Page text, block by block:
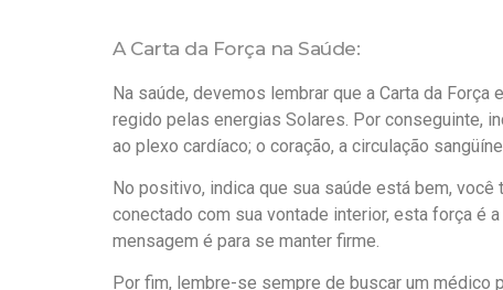
A Carta da Força na Saúde:
Na saúde, devemos lembrar que a Carta da
regido pelas energias Solares. Por conseguinte,
ao plexo cardíaco; o coração, a circulação
No positivo, indica que sua saúde está bem,
conectado com sua vontade interior, esta força é
mensagem é para se manter firme.
Por fim, lembre-se sempre de buscar um